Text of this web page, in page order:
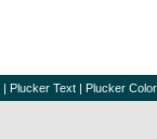
| Plucker Text | Plucker Color